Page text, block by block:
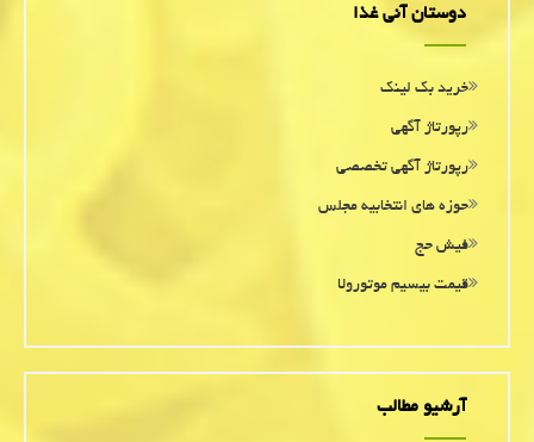
دوستان آنی غذا
خرید بک لینک
رپورتاژ آگهی
رپورتاژ آگهی تخصصی
حوزه های انتخابیه مجلس
فیش حج
قیمت بیسیم موتورولا
آرشیو مطالب